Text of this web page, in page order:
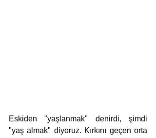
Eskiden "yaşlanmak" denirdi, şimdi
"yaş almak" diyoruz. Kırkını geçen orta